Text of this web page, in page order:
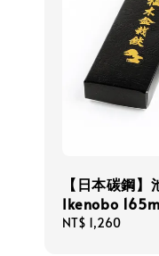
【日本碳鋼
Ikenobo
Regular
NT$ 1,260